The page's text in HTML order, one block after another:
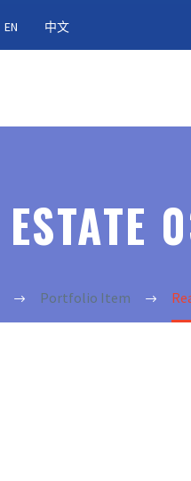
EN 中文
Portfolio Item